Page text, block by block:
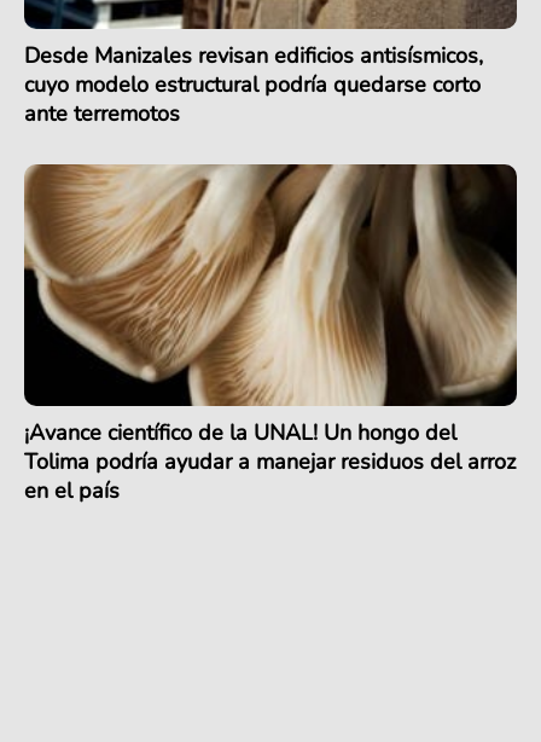
Desde Manizales revisan edificios antisísmicos,
cuyo modelo estructural podría quedarse corto
ante terremotos
¡Avance científico de la UNAL! Un hongo del
Tolima podría ayudar a manejar residuos del arroz
en el país